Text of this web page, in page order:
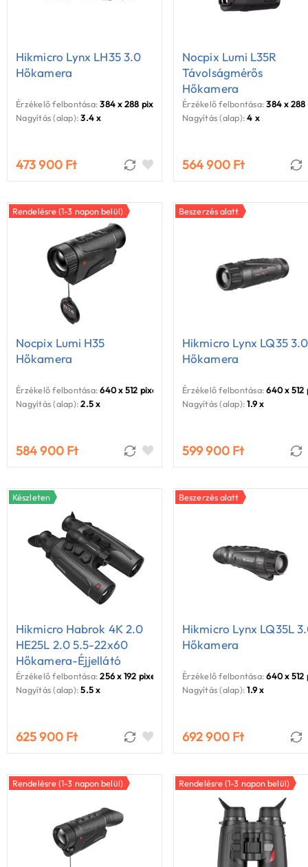
Hikmicro Lynx LH35 3.0
Hőkamera
Érzékelő felbontása: 384 x 288 pixel
Nagyítás (alap): 3.4 x
473 900 Ft
Nocpix Lumi L35R
Távolságmérős
Hőkamera
Érzékelő felbontása: 384 x 288
Nagyítás (alap): 4 x
564 900 Ft
Rendelésre (1-3 napon belül)
Nocpix Lumi H35
Hőkamera
Érzékelő felbontása: 640 x 512 pixel
Nagyítás (alap): 2.5 x
584 900 Ft
Beszerzés alatt
Hikmicro Lynx LQ35 3.0
Hőkamera
Érzékelő felbontása: 640 x 512
Nagyítás (alap): 1.9 x
599 900 Ft
Készleten
Hikmicro Habrok 4K 2.0
HE25L 2.0 5.5-22x60
Hőkamera-Éjjellátó
Kereső
Érzékelő felbontása: 256 x 192 pixel
Nagyítás (alap): 5.5 x
625 900 Ft
Beszerzés alatt
Hikmicro Lynx LQ35L
Hőkamera
Érzékelő felbontása: 640 x 512
Nagyítás (alap): 1.9 x
692 900 Ft
Rendelésre (1-3 napon belül) Rendelésre (1-3 napon belül)